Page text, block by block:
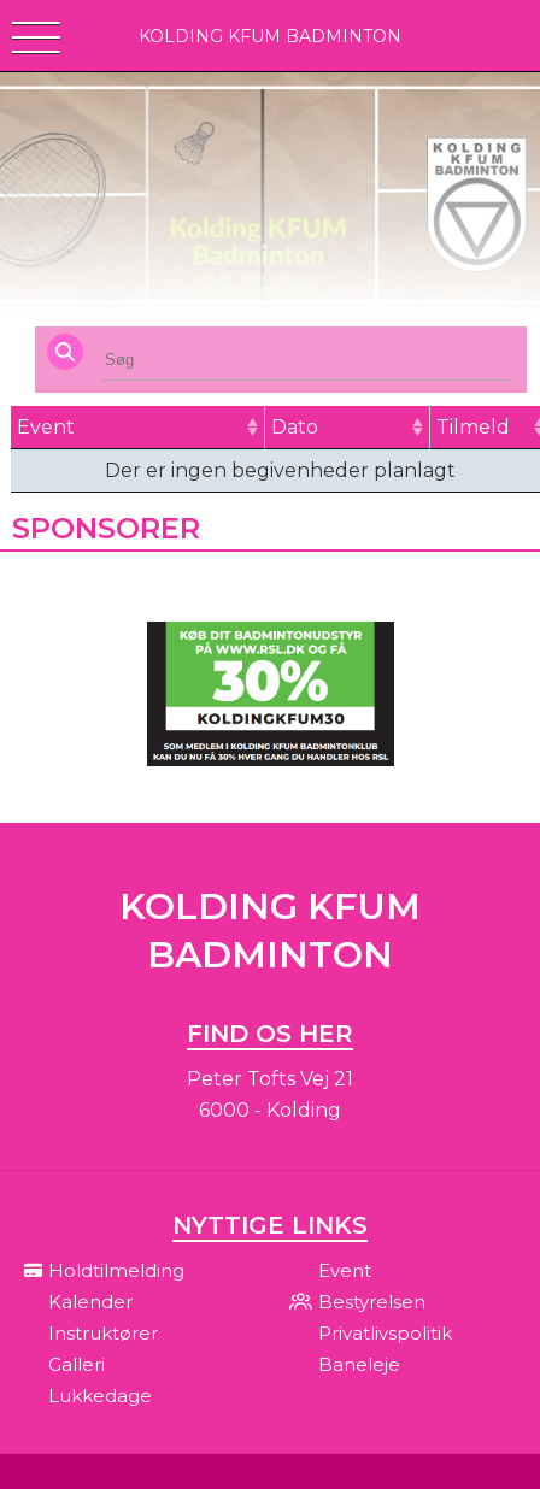
KOLDING KFUM BADMINTON
Event Dato
Tilmeld
Der er ingen begivenheder planlagt
SPONSORER
KOLDING KFUM
BADMINTON
FIND OS HER
Peter Tofts Vej 21
6000 - Kolding
NYTTIGE LINKS
Holdtilmelding
Event
Kalender
Bestyrelsen
Instruktører
Privatlivspolitik
Galleri
Baneleje
Lukkedage